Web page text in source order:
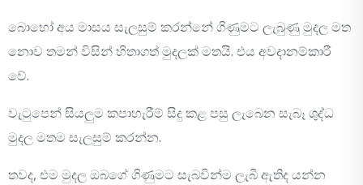
බොහෝ අය මාසය සැලසුම් කරන්නේ ගිණුමට ලැබුණු මුදල මත
නොව තමන් විසින් හිතාගත් මුදලක් මතයි. එය අවදානම්කාරී
වේ.
වැටුපෙන් සියලුම කපාහැරීම් සිදු කළ පසු ලැබෙන සැබෑ ශුද්ධ
මුදල මතම සැලසුම් කරන්න.
තවද, එම මුදල ඔබගේ ගිණුමට සැබවින්ම ලැබී ඇතිද යන්න